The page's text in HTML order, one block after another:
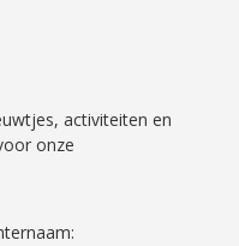
activiteiten en
onze